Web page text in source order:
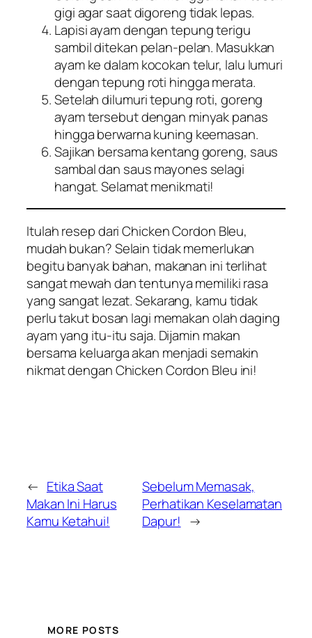
gigi agar saat digoreng tidak lepas.
Lapisi ayam dengan tepung terigu
sambil ditekan pelan-pelan. Masukkan
ayam ke dalam kocokan telur, lalu lumuri
dengan tepung roti hingga merata.
Setelah dilumuri tepung roti, goreng
ayam tersebut dengan minyak panas
hingga berwarna kuning keemasan.
Sajikan bersama kentang goreng, saus
sambal dan saus mayones selagi
hangat. Selamat menikmati!
Itulah resep dari Chicken Cordon Bleu,
mudah bukan? Selain tidak memerlukan
begitu banyak bahan, makanan ini terlihat
sangat mewah dan tentunya memiliki rasa
yang sangat lezat. Sekarang, kamu tidak
perlu takut bosan lagi memakan olah daging
ayam yang itu-itu saja. Dijamin makan
bersama keluarga akan menjadi semakin
nikmat dengan Chicken Cordon Bleu ini!
← Etika Saat
Makan Ini Harus
Kamu Ketahui!
Sebelum Memasak,
Perhatikan Keselamatan
Dapur! →
MORE POSTS